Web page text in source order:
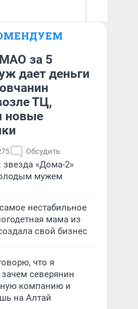
за 5
дает деньги
ТЦ,
новые
Обсудить
звезда «Дома-2»
мужем
нестабильное
мама из
свой бизнес
что я
северянин
компанию и
на Алтай